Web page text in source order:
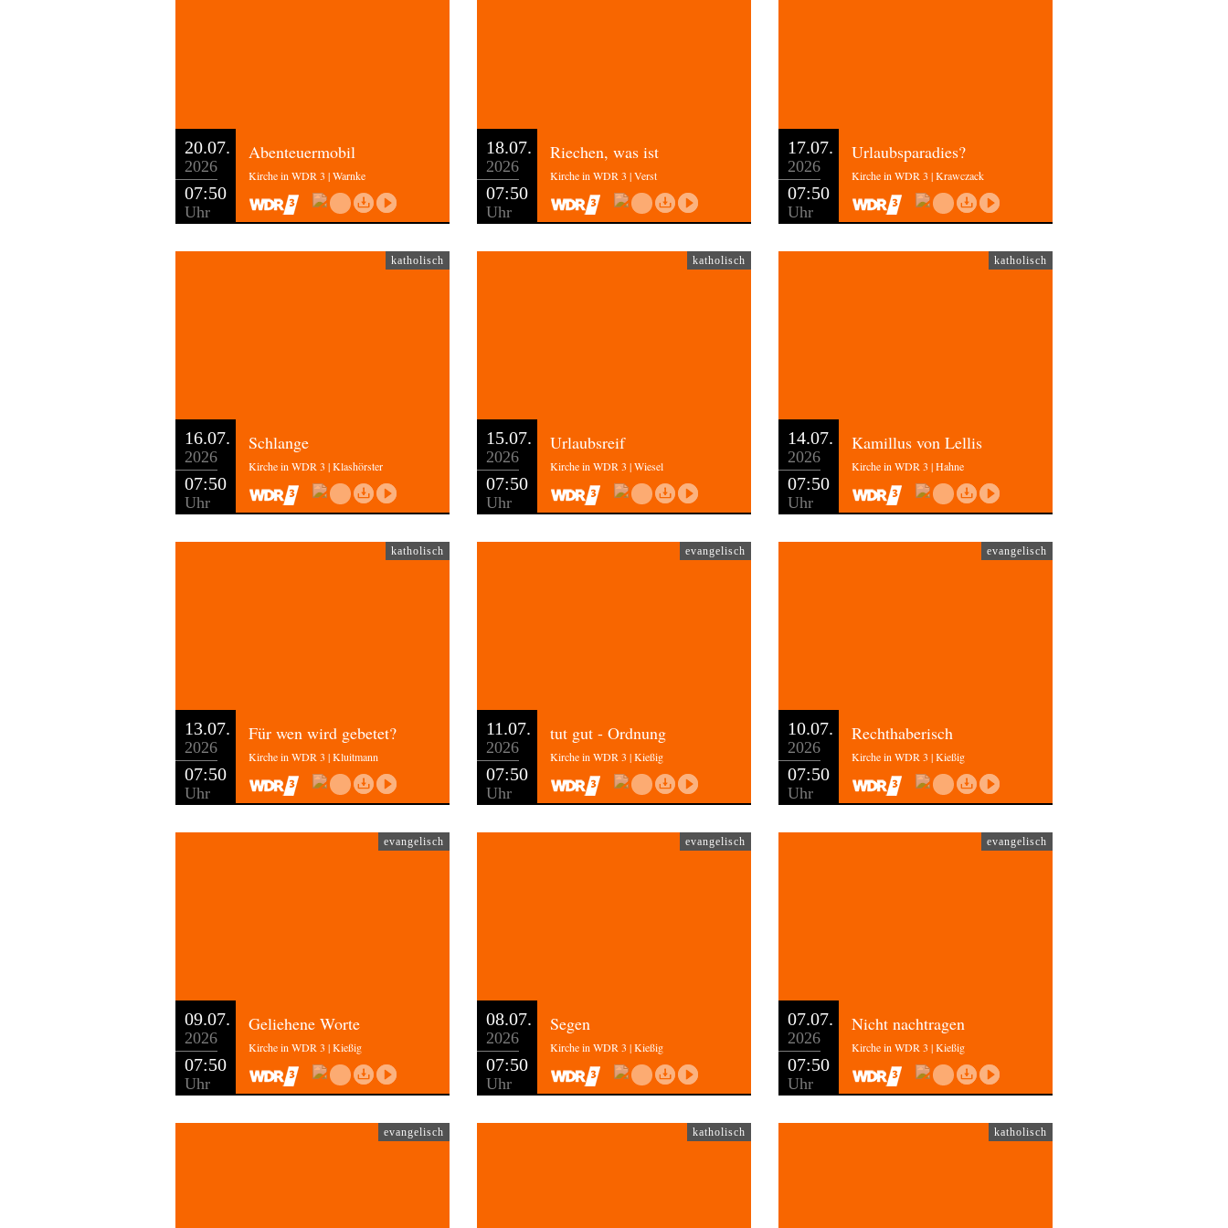
20.07.
2026
07:50
Uhr
Abenteuermobil
Kirche in WDR 3 | Warnke
18.07.
2026
07:50
Uhr
Riechen, was ist
Kirche in WDR 3 | Verst
17.07.
2026
07:50
Uhr
Urlaubsparadies?
Kirche in WDR 3 | Krawczack
katholisch
16.07.
2026
07:50
Uhr
Schlange
Kirche in WDR 3 | Klashörster
katholisch
15.07.
2026
07:50
Uhr
Urlaubsreif
Kirche in WDR 3 | Wiesel
katholisch
14.07.
2026
07:50
Uhr
Kamillus von Lellis
Kirche in WDR 3 | Hahne
katholisch
13.07.
2026
07:50
Uhr
Für wen wird gebetet?
Kirche in WDR 3 | Kluitmann
evangelisch
11.07.
2026
07:50
Uhr
tut gut - Ordnung
Kirche in WDR 3 | Kießig
evangelisch
10.07.
2026
07:50
Uhr
Rechthaberisch
Kirche in WDR 3 | Kießig
evangelisch
09.07.
2026
07:50
Uhr
Geliehene Worte
Kirche in WDR 3 | Kießig
evangelisch
08.07.
2026
07:50
Uhr
Segen
Kirche in WDR 3 | Kießig
evangelisch
07.07.
2026
07:50
Uhr
Nicht nachtragen
Kirche in WDR 3 | Kießig
evangelisch katholisch katholisch